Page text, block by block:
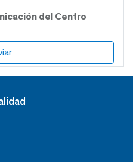
del Centro